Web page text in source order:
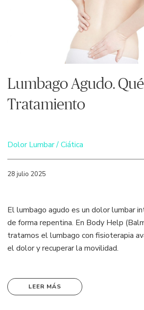
Lumbago Agudo.
Tratamiento
Dolor Lumbar / Ciática
28 julio 2025
El lumbago agudo es un dolor lumbar
de forma repentina. En Body Help
tratamos el lumbago con fisioterapia
el dolor y recuperar la movilidad.
LEER MÁS